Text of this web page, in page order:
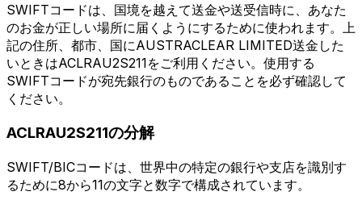
SWIFTコードは、国境を越えて送金や送受信時に、あなた
のお金が正しい場所に届くようにするために使われます。上
記の住所、都市、国にAUSTRACLEAR LIMITED送金した
いときはACLRAU2S211をご利用ください。使用する
SWIFTコードが宛先銀行のものであることを必ず確認して
ください。
ACLRAU2S211の分解
SWIFT/BICコードは、世界中の特定の銀行や支店を識別す
るために8から11の文字と数字で構成されています。